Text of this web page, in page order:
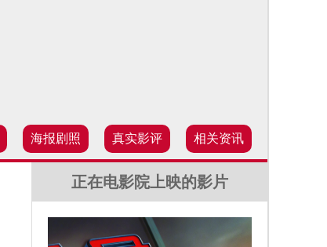
海报剧照 真实影评 相关资讯
正在电影院上映的影片